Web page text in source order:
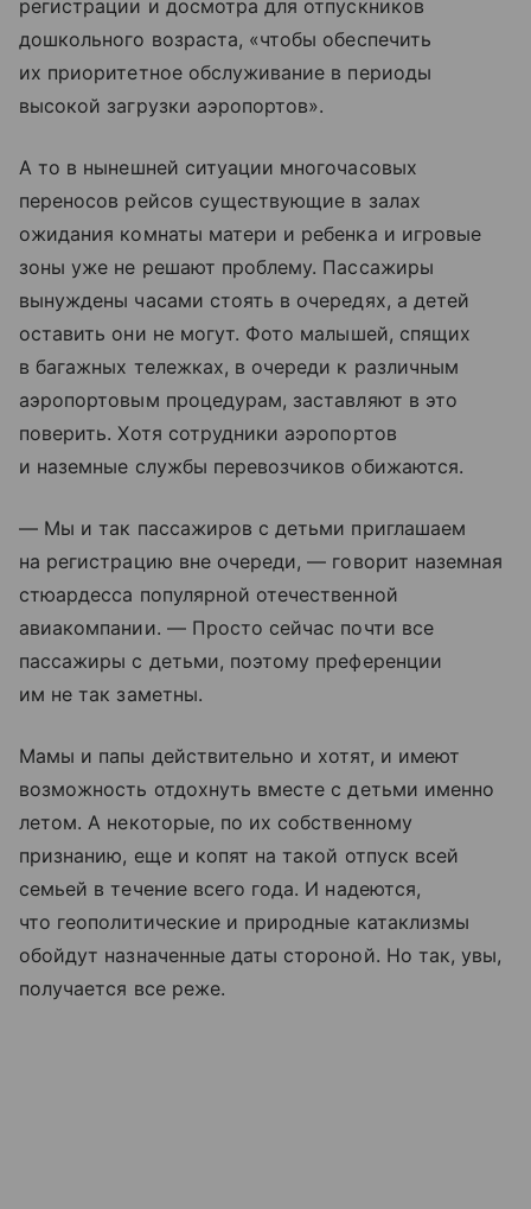
регистрации и досмотра для отпускников
дошкольного возраста, «чтобы обеспечить
их приоритетное обслуживание в периоды
высокой загрузки аэропортов».
А то в нынешней ситуации многочасовых
переносов рейсов существующие в залах
ожидания комнаты матери и ребенка и игровые
зоны уже не решают проблему. Пассажиры
вынуждены часами стоять в очередях, а детей
оставить они не могут. Фото малышей, спящих
в багажных тележках, в очереди к различным
аэропортовым процедурам, заставляют в это
поверить. Хотя сотрудники аэропортов
и наземные службы перевозчиков обижаются.
— Мы и так пассажиров с детьми приглашаем
на регистрацию вне очереди, — говорит наземная
стюардесса популярной отечественной
авиакомпании. — Просто сейчас почти все
пассажиры с детьми, поэтому преференции
им не так заметны.
Мамы и папы действительно и хотят, и имеют
возможность отдохнуть вместе с детьми именно
летом. А некоторые, по их собственному
признанию, еще и копят на такой отпуск всей
семьей в течение всего года. И надеются,
что геополитические и природные катаклизмы
обойдут назначенные даты стороной. Но так, увы,
получается все реже.